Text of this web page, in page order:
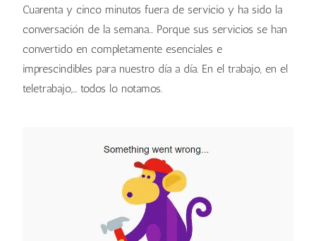
Cuarenta y cinco minutos fuera de servicio y ha sido la
conversación de la semana... Porque sus servicios se han
convertido en completamente esenciales e
imprescindibles para nuestro día a día. En el trabajo, en el
teletrabajo,… todos lo notamos.